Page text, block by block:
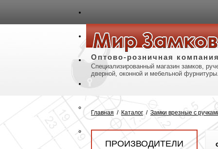
Оптово-розничная компания
Специализированный магазин замков,
дверной, оконной и мебельной фурнитуры.
Главная / Каталог / Замки врезные с
ПРОИЗВОДИТЕЛИ